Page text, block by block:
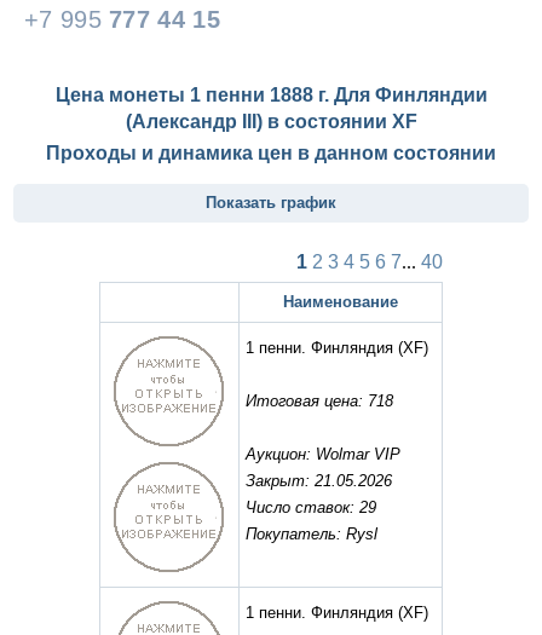
+7 995 777 44 15
Цена монеты 1 пенни 1888 г. Для Финляндии
(Александр III) в состоянии XF
Проходы и динамика цен в данном состоянии
Показать график
1 2 3 4 5 6 7... 40
Наименование
1 пенни. Финляндия (XF)
Итоговая цена: 718
Аукцион: Wolmar VIP
Закрыт: 21.05.2026
Число ставок: 29
Покупатель: Rysl
1 пенни. Финляндия (XF)